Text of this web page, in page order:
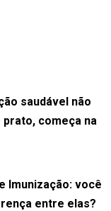
saudável não
prato, começa na
Imunização: você
entre elas?